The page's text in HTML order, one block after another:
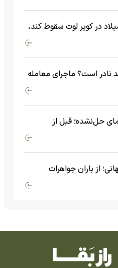
در کویر لوت سقوط کند،
نادر است؟ ماجرای معامله
حل‌نشده؛ قبل از
وجود داشت؟
از باران جواهرات